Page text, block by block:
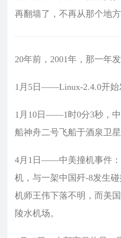
再翻墙了，不再从那个地方
20年前，2001年，那一年
1月5日——Linux-2.4.0开始
1月10日——1时0分3秒，
船神舟二号飞船于酒泉卫
4月1日——中美撞机事件：
机，与一架中国歼-8发生碰
机师王伟下落不明，而美
陵水机场。